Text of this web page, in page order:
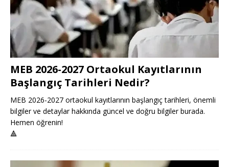
MEB 2026-2027 Ortaokul Kayıtlarının
Başlangıç Tarihleri Nedir?
MEB 2026-2027 ortaokul kayıtlarının başlangıç tarihleri, önemli
bilgiler ve detaylar hakkında güncel ve doğru bilgiler burada.
Hemen öğrenin!
🔺